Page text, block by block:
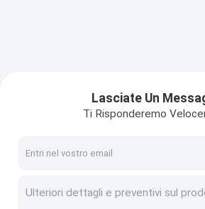
Lasciate Un
Ti Risponderemo